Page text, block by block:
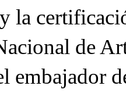
la
de
embajador